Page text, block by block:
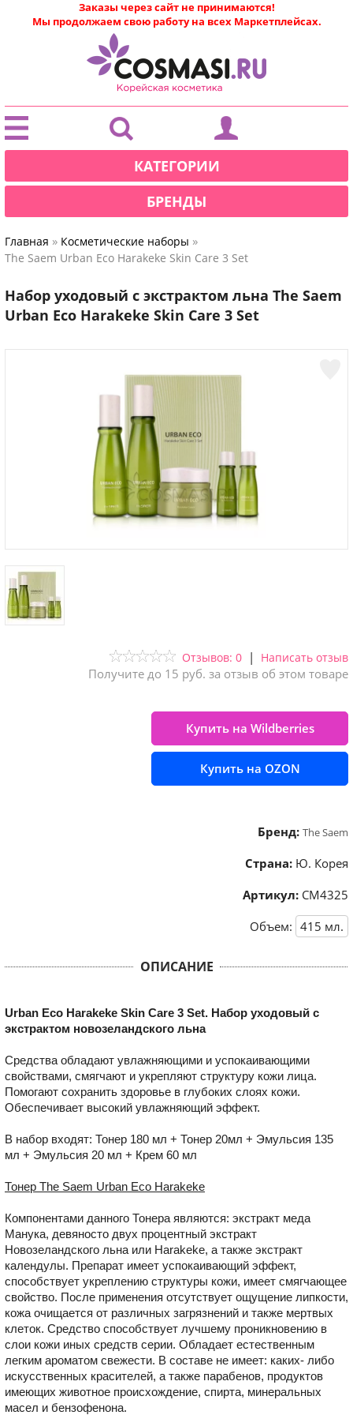
|
Заказы через сайт не принимаются!
Мы продолжаем свою работу на всех Маркетплейсах.
КАТЕГОРИИ
БРЕНДЫ
Главная » Косметические наборы »
The Saem Urban Eco Harakeke Skin Care 3 Set
Набор уходовый с экстрактом льна The Saem
Urban Eco Harakeke Skin Care 3 Set
Отзывов: 0 | Написать отзыв
Получите до 15 руб. за отзыв об этом товаре
Купить на Wildberries
Купить на OZON
Бренд: The Saem
Страна: Ю. Корея
Артикул: СМ4325
Объем: 415 мл.
ОПИСАНИЕ
Urban Eco Harakeke Skin Care 3 Set. Набор уходовый с
экстрактом новозеландского льна
Средства обладают увлажняющими и успокаивающими
свойствами, смягчают и укрепляют структуру кожи лица.
Помогают сохранить здоровье в глубоких слоях кожи.
Обеспечивает высокий увлажняющий эффект.
В набор входят: Тонер 180 мл + Тонер 20мл + Эмульсия 135
мл + Эмульсия 20 мл + Крем 60 мл
Тонер The Saem Urban Eco Harakeke
Компонентами данного Тонера являются: экстракт меда
Манука, девяносто двух процентный экстракт
Новозеландского льна или Harakeke, а также экстракт
календулы. Препарат имеет успокаивающий эффект,
способствует укреплению структуры кожи, имеет смягчающее
свойство. После применения отсутствует ощущение липкости,
кожа очищается от различных загрязнений и также мертвых
клеток. Средство способствует лучшему проникновению в
слои кожи иных средств серии. Обладает естественным
легким ароматом свежести. В составе не имеет: каких- либо
искусственных красителей, а также парабенов, продуктов
имеющих животное происхождение, спирта, минеральных
масел и бензофенона.